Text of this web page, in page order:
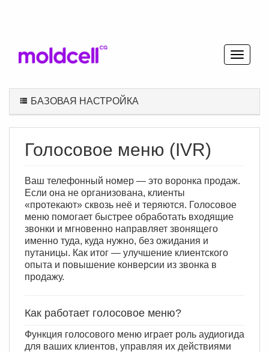
БАЗОВАЯ НАСТРОЙКА
Голосовое меню (IVR)
Ваш телефонный номер — это воронка продаж.
Если она не организована, клиенты
«протекают» сквозь неё и теряются. Голосовое
меню помогает быстрее обработать входящие
звонки и мгновенно направляет звонящего
именно туда, куда нужно, без ожидания и
путаницы. Как итог — улучшение клиентского
опыта и повышение конверсии из звонка в
продажу.
Как работает голосовое меню?
Функция голосового меню играет роль аудиогида
для ваших клиентов, управляя их действиями